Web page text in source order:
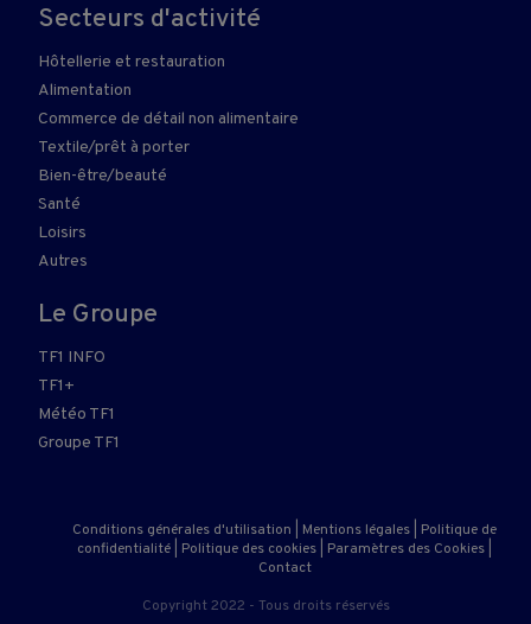
Secteurs d'activité
Hôtellerie et restauration
Alimentation
Commerce de détail non alimentaire
Textile/prêt à porter
Bien-être/beauté
Santé
Loisirs
Autres
Le Groupe
TF1 INFO
TF1+
Météo TF1
Groupe TF1
Conditions générales d'utilisation Mentions légales
Politique de
confidentialité
Politique des cookies Paramètres des Cookies
Contact
Copyright 2022 - Tous droits réservés